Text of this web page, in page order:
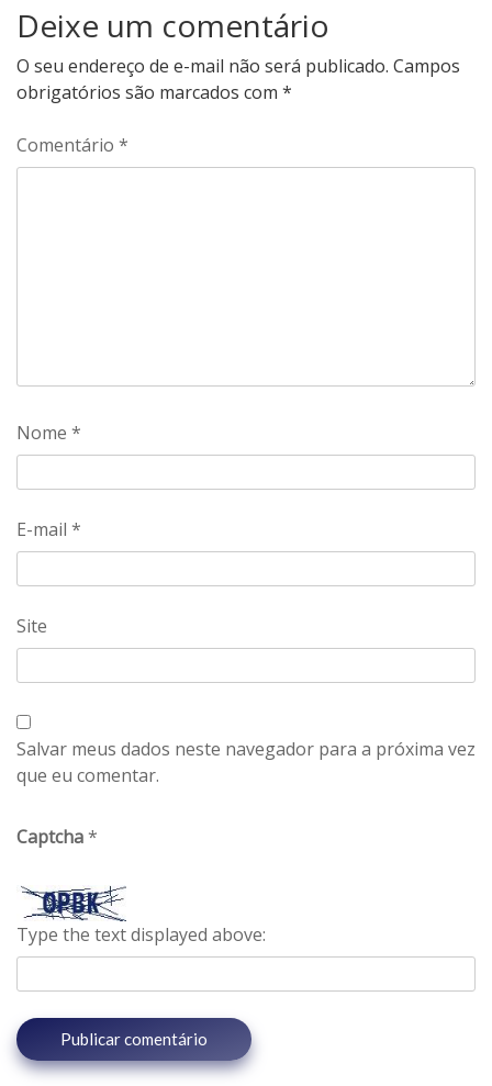
Deixe um comentário
O seu endereço de e-mail não será publicado. Campos
obrigatórios são marcados com *
Comentário *
Nome *
E-mail *
Site
Salvar meus dados neste navegador para a próxima vez
que eu comentar.
Captcha*
Type the text displayed above: